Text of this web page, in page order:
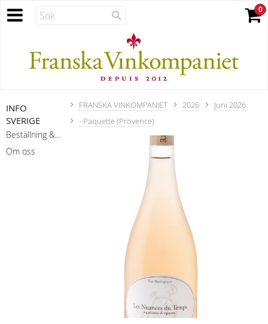
FRANSKA VINKOMPANIET 2026
Juni 2026
- Paquette (Provence)
INFO
SVERIGE
Beställning & leverans
Om oss